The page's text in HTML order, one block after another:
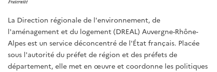
La Direction régionale de l'environnement, de
l'aménagement et du logement (DREAL) Auvergne-Rhône-
Alpes est un service déconcentré de l'État français. Placée
sous l'autorité du préfet de région et des préfets de
département, elle met en œuvre et coordonne les politiques